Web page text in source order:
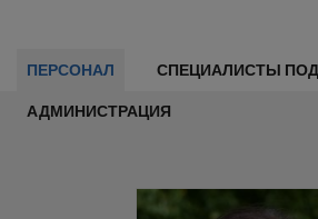
ПЕРСОНАЛ СПЕЦИАЛИСТЫ
АДМИНИСТРАЦИЯ